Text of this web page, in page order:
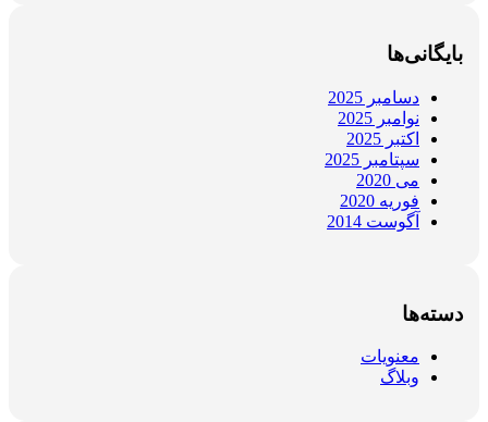
بایگانی‌ها
دسامبر 2025
نوامبر 2025
اکتبر 2025
سپتامبر 2025
می 2020
فوریه 2020
آگوست 2014
دسته‌ها
معنویات
وبلاگ